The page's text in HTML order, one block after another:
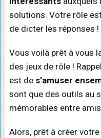
solutions. Votre rôle
de dicter les réponses !
Vous voilà prêt à vous
des jeux de rôle !
est de s’amuser
sont que des outils au
mémorables entre
Alors, prêt à créer